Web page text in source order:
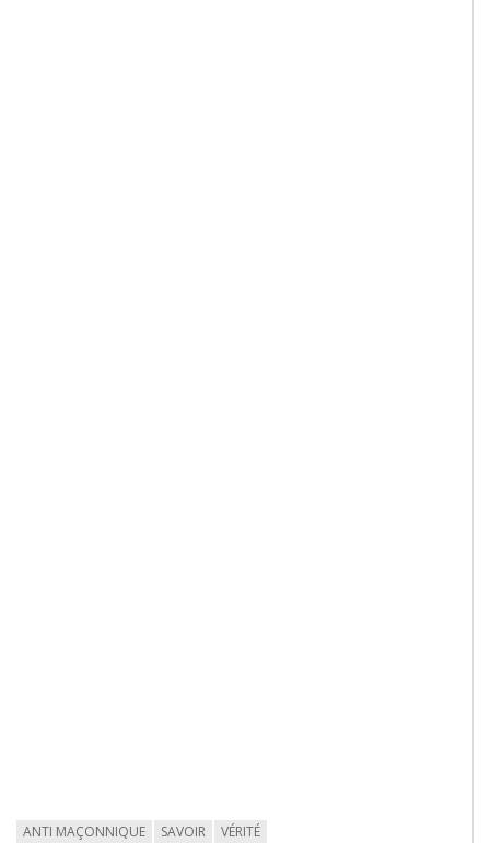
ANTI MAÇONNIQUE SAVOIR VÉRITÉ